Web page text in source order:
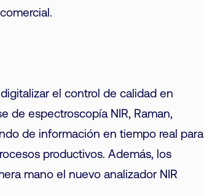
el control de calidad en
de espectroscopía NIR, Raman,
de información en tiempo real para
productivos. Además, los
mano el nuevo analizador NIR